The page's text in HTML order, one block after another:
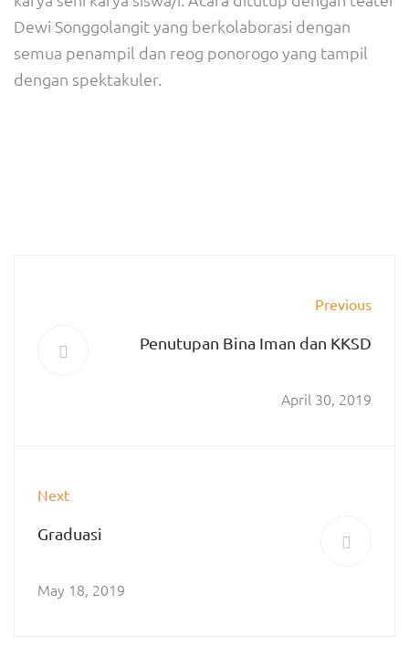
Dewi Songgolangit yang berkolaborasi dengan
semua penampil dan reog ponorogo yang tampil
dengan spektakuler.
Previous
Penutupan Bina Iman dan KKSD
April 30, 2019
Next
Graduasi
May 18, 2019